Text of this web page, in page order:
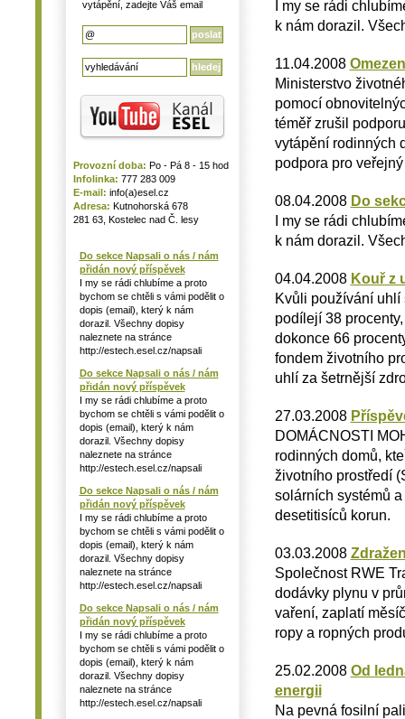
vytápění, zadejte Váš email
Provozní doba: Po - Pá 8 - 15 hod
Infolinka: 777 283 009
E-mail: info(a)esel.cz
Adresa: Kutnohorská 678
281 63, Kostelec nad Č. lesy
Do sekce Napsali o nás / nám
přidán nový příspěvek
I my se rádi chlubíme a proto
bychom se chtěli s vámi podělit o
dopis (email), který k nám
dorazil. Všechny dopisy
naleznete na stránce
http://estech.esel.cz/napsali
Do sekce Napsali o nás / nám
přidán nový příspěvek
I my se rádi chlubíme a proto
bychom se chtěli s vámi podělit o
dopis (email), který k nám
dorazil. Všechny dopisy
naleznete na stránce
http://estech.esel.cz/napsali
Do sekce Napsali o nás / nám
přidán nový příspěvek
I my se rádi chlubíme a proto
bychom se chtěli s vámi podělit o
dopis (email), který k nám
dorazil. Všechny dopisy
naleznete na stránce
http://estech.esel.cz/napsali
Do sekce Napsali o nás / nám
přidán nový příspěvek
I my se rádi chlubíme a proto
bychom se chtěli s vámi podělit o
dopis (email), který k nám
dorazil. Všechny dopisy
naleznete na stránce
http://estech.esel.cz/napsali
I my se rádi
k nám dorazil.
11.04.2008
Ministerstvo
pomocí
téměř zrušil
vytápění rodinných
podpora pro
08.04.2008 Do
I my se rádi
k nám dorazil.
04.04.2008 Kouř z
Kvůli používání uhlí
podílejí 38
dokonce 66
fondem životního
uhlí za šetrnější
27.03.2008
DOMÁCNOSTI
rodinných domů,
životního prostředí
solárních systémů
desetitisíců korun.
03.03.2008
Společnost RWE
dodávky plynu v
vaření, zaplatí
ropy a ropných
25.02.2008 Od
energii
Na pevná fosilní